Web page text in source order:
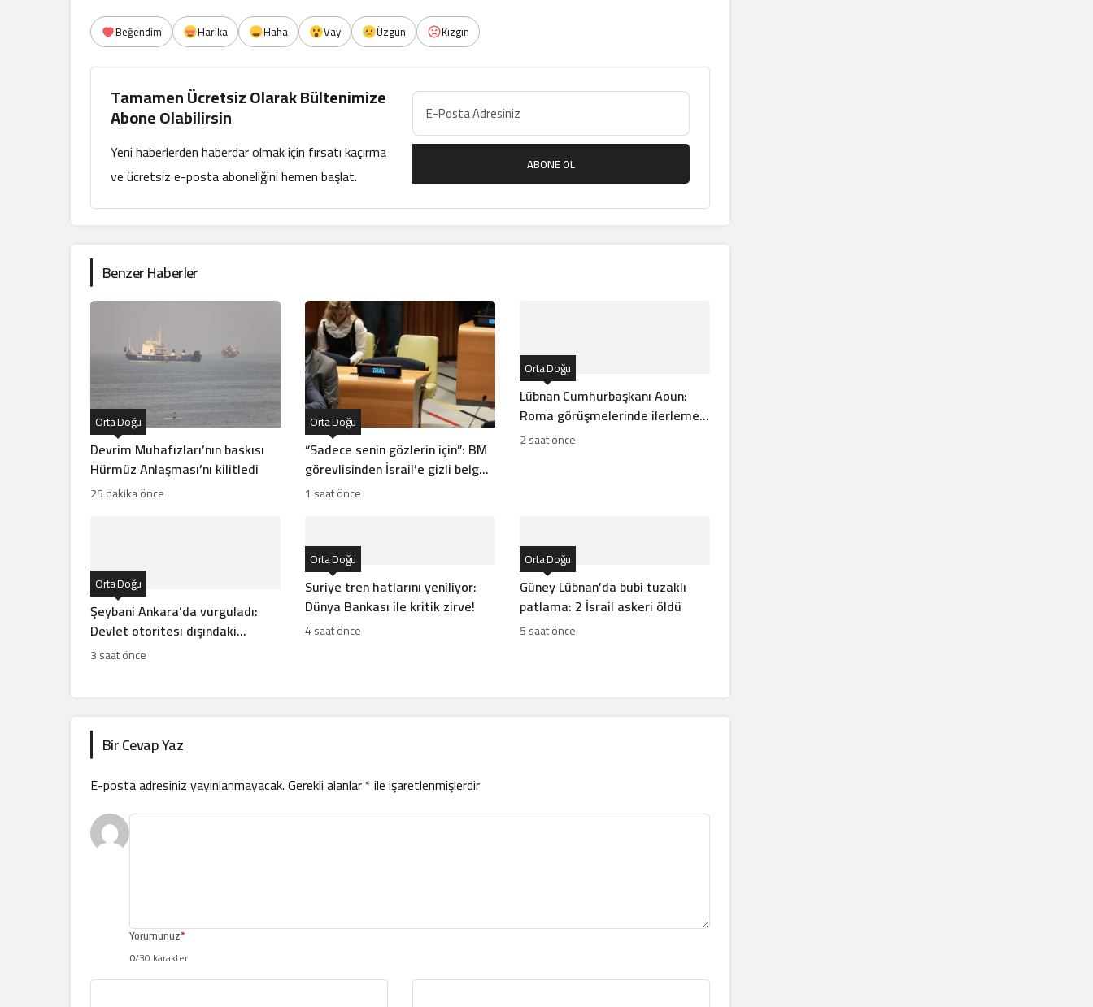
Beğendim Harika Haha Vay Üzgün Kızgın
Tamamen Ücretsiz Olarak Bültenimize
Abone Olabilirsin
Yeni haberlerden haberdar olmak için fırsatı kaçırma
ve ücretsiz e-posta aboneliğini hemen başlat.
ABONE OL
Benzer Haberler
Devrim Muhafızları’nın baskısı
Hürmüz Anlaşması’nı kilitledi
Orta Doğu
25 dakika önce
“Sadece senin gözlerin için”: BM
görevlisinden İsrail’e gizli belge
sızıntısı!
Orta Doğu
1 saat önce
Lübnan Cumhurbaşkanı Aoun:
Roma görüşmelerinde ilerleme
kaydettik!
Orta Doğu
2 saat önce
Şeybani Ankara’da vurguladı:
Devlet otoritesi dışındaki
silahlar sonlandırılacak
Orta Doğu
3 saat önce
Suriye tren hatlarını yeniliyor:
Dünya Bankası ile kritik zirve!
Orta Doğu
4 saat önce
Güney Lübnan’da bubi tuzaklı
patlama: 2 İsrail askeri öldü
Orta Doğu
5 saat önce
Bir Cevap Yaz
E-posta adresiniz yayınlanmayacak.Gerekli alanlar*ile işaretlenmişlerdir
Yorumunuz*
0/30 karakter